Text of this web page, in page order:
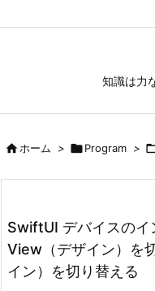
知識は力
ホーム > Program >
SwiftUI デバイスのイ
View（デザイン）を
イン）を切り替える